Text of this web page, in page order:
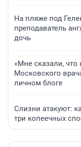
На пляже под
преподаватель
дочь
«Мне сказали, что
Московского
личном блоге
Слизни атакуют:
три копеечных